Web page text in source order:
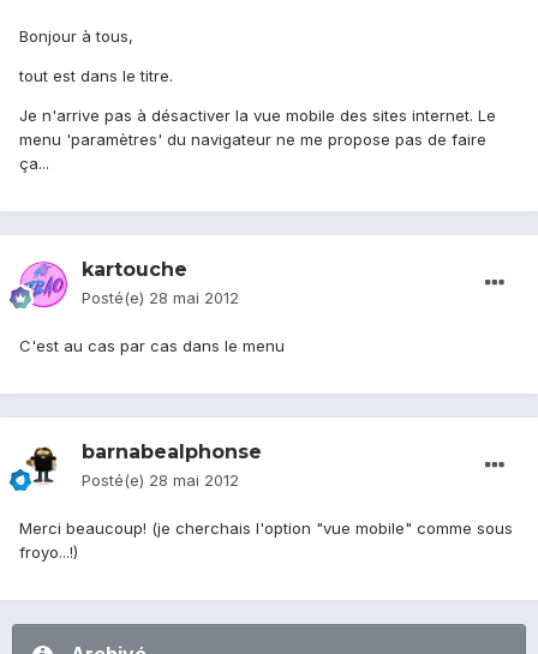
Bonjour à tous,
tout est dans le titre.
Je n'arrive pas à désactiver la vue mobile des sites internet. Le
menu 'paramètres' du navigateur ne me propose pas de faire
ça...
kartouche
Posté(e) 28 mai 2012
C'est au cas par cas dans le menu
barnabealphonse
Posté(e) 28 mai 2012
Merci beaucoup! (je cherchais l'option "vue mobile" comme sous
froyo...!)